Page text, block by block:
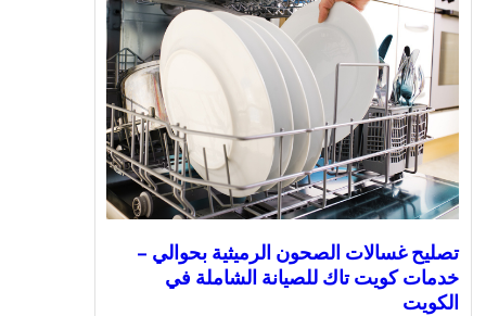
تصليح غسالات الصحون الرميثية بحوالي –
خدمات كويت تاك للصيانة الشاملة في
الكويت